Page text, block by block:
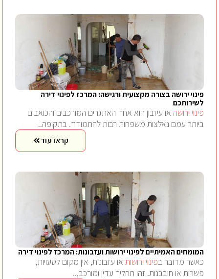
פינוי ירושה בצורה מקצועית ורגישה: המרכז לפינוי דירה
לשירותכם
פינוי ירושה או עיזבון הוא אחד האתגרים המורכבים והכואבים
ביותר עמם נאלצות משפחות רבות להתמודד. בתקופה..
קראו עוד
המומחים האמיתיים לפינוי ירושות ועזבונות: המרכז לפינוי דירה
כאשר מדובר בפינוי ירושות או עזבונות, אין מקום לטעויות,
פשרות או חובבנות. זהו תהליך עדין ומורכב,..